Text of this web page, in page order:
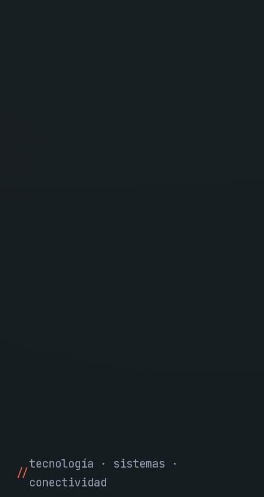
tecnología · sistemas ·
conectividad